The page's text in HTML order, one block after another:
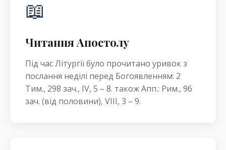
📖
Читання Апостолу
Під час Літургії було прочитано уривок з
послання неділі перед Богоявленням: 2
Тим., 298 зач., IV, 5 – 8. також Апп.: Рим., 96
зач. (від половини), VIII, 3 – 9.